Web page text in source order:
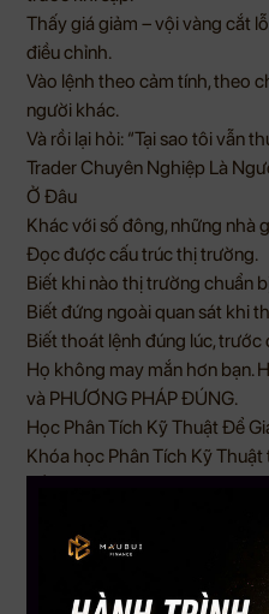
Thấy giá giảm – vội vàng cắt
điều chỉnh.
Vào lệnh theo cảm tính, theo
người khác.
Và rồi lại hỏi: “Tại sao tôi vẫn
Trader Chuyên Nghiệp Là
Ở Đâu
Khác với số đông, những nhà
Đọc được cấu trúc thị trường.
Biết khi nào thị trường chuẩn
Biết đứng ngoài quan sát khi
Biết thoát lệnh đúng lúc, trước
Họ không may mắn hơn bạn.
và PHƯƠNG PHÁP ĐÚNG.
Học Phân Tích Kỹ Thuật Để
Khóa học Phân Tích Kỹ
kế dành riêng cho người mới
Xác định thị trường đang ở
Hiểu khi nào nên giao dịch,
Đọc được hành động giá và